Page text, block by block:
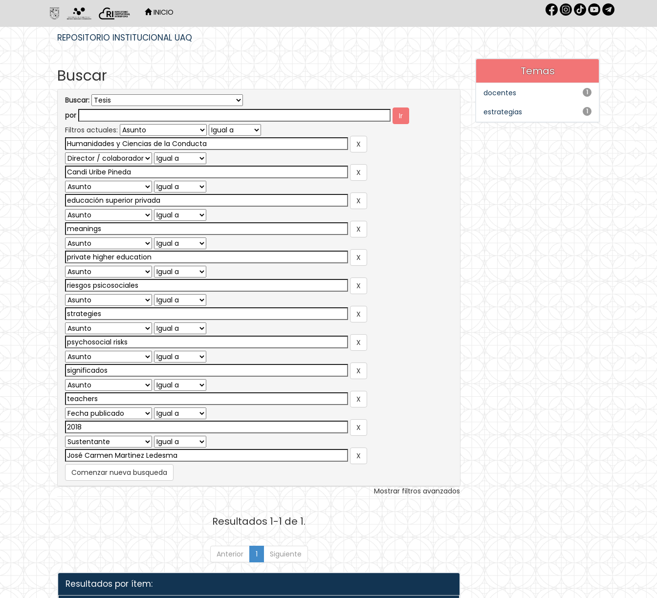
INICIO
REPOSITORIO INSTITUCIONAL UAQ
Buscar
Buscar:
por
Filtros actuales:
Comenzar nueva busqueda
Mostrar filtros avanzados
Resultados 1-1 de 1.
Anterior 1 Siguiente
Resultados por ítem:
Temas
1
docentes
1
estrategias